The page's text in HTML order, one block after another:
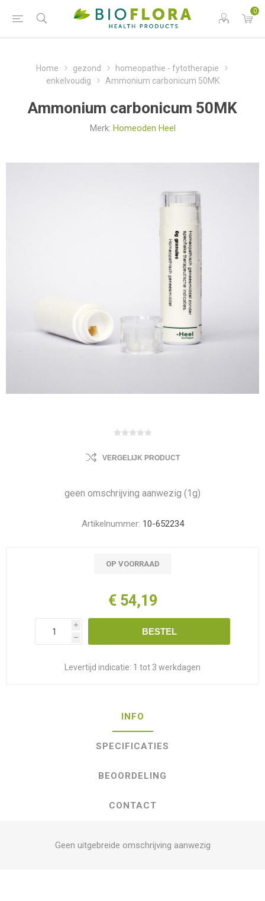
0
Home gezond
homeopathie - fytotherapie
enkelvoudig
Ammonium carbonicum 50MK
Ammonium carbonicum 50MK
Merk: Homeoden Heel
VERGELIJK PRODUCT
geen omschrijving aanwezig (1g)
Artikelnummer: 10-652234
OP VOORRAAD
€ 54,19
i
h
BESTEL
Levertijd indicatie: 1 tot 3 werkdagen
INFO
SPECIFICATIES
BEOORDELING
CONTACT
Geen uitgebreide omschrijving aanwezig